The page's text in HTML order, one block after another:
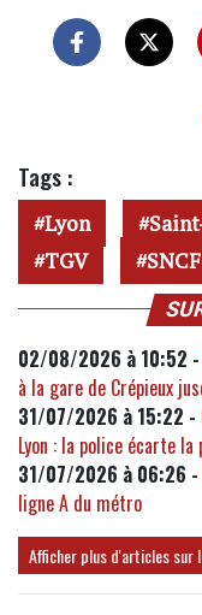
Tags :
Lyon
TGV
SNCF
02/08/2026 à 10:52 -
à la gare de Crépieux
31/07/2026 à 15:22 -
Lyon : la police écarte
31/07/2026 à 06:26 -
ligne A du métro
Afficher plus d'articles sur